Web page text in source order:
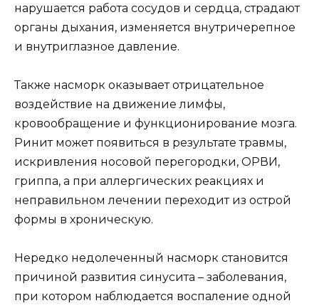
нарушается работа сосудов и сердца, страдают
органы дыхания, изменяется внутричерепное
и внутриглазное давление.
Также насморк оказывает отрицательное
воздействие на движение лимфы,
кровообращение и функционирование мозга.
Ринит может появиться в результате травмы,
искривления носовой перегородки, ОРВИ,
гриппа, а при аллергических реакциях и
неправильном лечении переходит из острой
формы в хроническую.
Нередко недолеченный насморк становится
причиной развития синусита – заболевания,
при котором наблюдается воспаление одной